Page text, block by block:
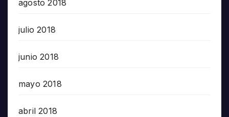
agosto 2018
julio 2018
junio 2018
mayo 2018
abril 2018